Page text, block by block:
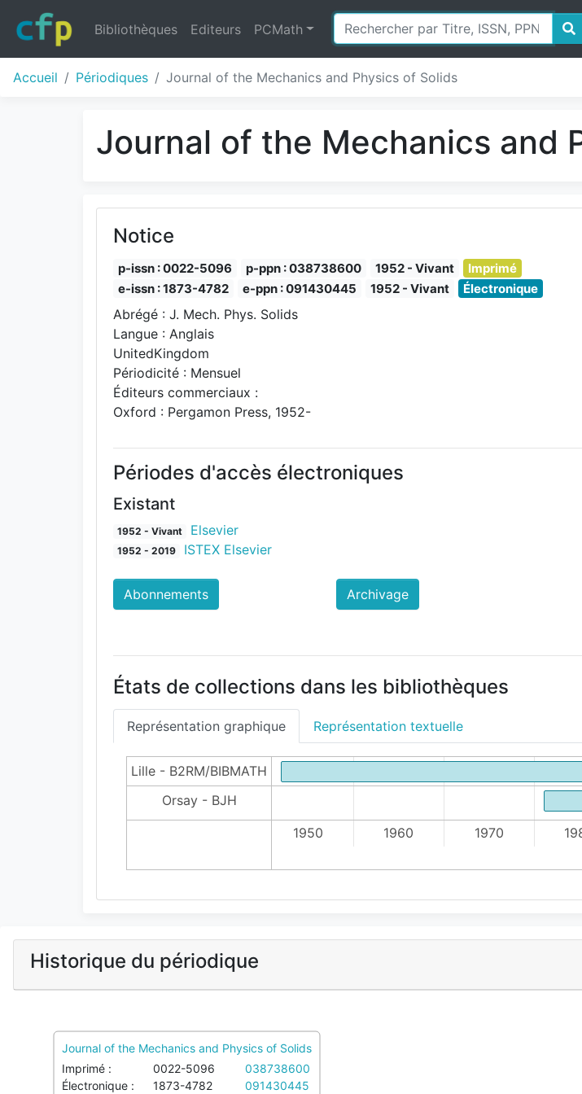
Bibliothèques Editeurs PCMath
Accueil Périodiques Journal of the Mechanics and Physics of Solids
Journal of the Mechanics and
Notice
p-issn : 0022-5096 p-ppn : 038738600 1952 - Vivant
Imprimé
e-issn : 1873-4782
e-ppn : 091430445 1952 - Vivant Électronique
Abrégé : J. Mech. Phys. Solids
Langue : Anglais
UnitedKingdom
Périodicité : Mensuel
Éditeurs commerciaux :
Oxford : Pergamon Press, 1952-
Périodes d'accès électroniques
Existant
1952 - Vivant Elsevier
1952 - 2019 ISTEX Elsevier
Abonnements Archivage
États de collections dans les bibliothèques
Représentation graphique Représentation textuelle
Lille - B2RM/BIBMATH
Orsay - BJH
1950
1960 1970
Historique du périodique
Journal of the Mechanics and Physics of Solids
Imprimé :
0022-5096
038738600
Électronique :
1873-4782 091430445